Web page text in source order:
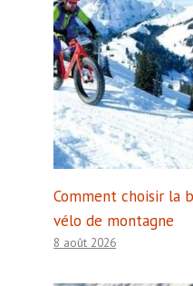
Comment choisir la
vélo de montagne
8 août 2026